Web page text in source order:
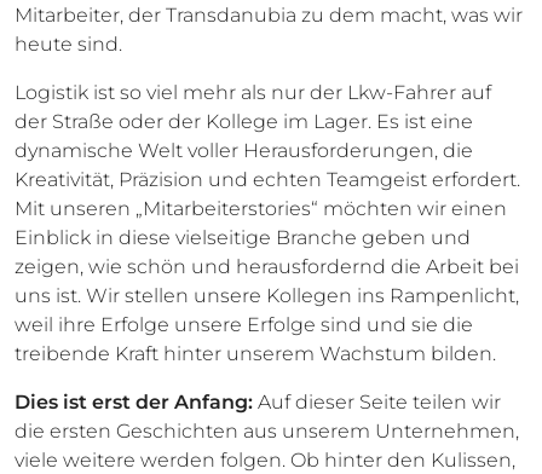
Mitarbeiter, der Transdanubia zu dem macht, was wir
heute sind.
Logistik ist so viel mehr als nur der Lkw-Fahrer auf
der Straße oder der Kollege im Lager. Es ist eine
dynamische Welt voller Herausforderungen, die
Kreativität, Präzision und echten Teamgeist erfordert.
Mit unseren „Mitarbeiterstories“ möchten wir einen
Einblick in diese vielseitige Branche geben und
zeigen, wie schön und herausfordernd die Arbeit bei
uns ist. Wir stellen unsere Kollegen ins Rampenlicht,
weil ihre Erfolge unsere Erfolge sind und sie die
treibende Kraft hinter unserem Wachstum bilden.
Dies ist erst der Anfang: Auf dieser Seite teilen wir
die ersten Geschichten aus unserem Unternehmen,
viele weitere werden folgen. Ob hinter den Kulissen,